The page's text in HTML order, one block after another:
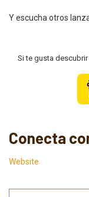
Y escucha otros
Si te gusta
Conecta
Website